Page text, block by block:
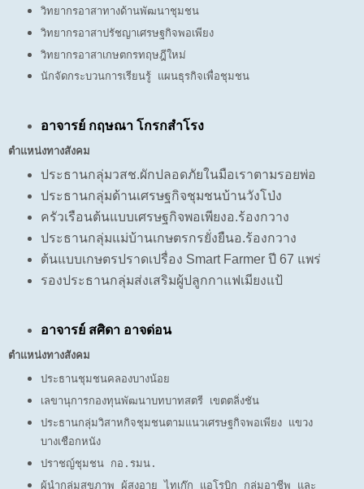
วิทยากรอาสาทางด้านพัฒนาชุมชน
วิทยากรอาสาปรัชญาเศรษฐกิจพอเพียง
วิทยากรอาสาเกษตกรทฤษฎีใหม่
นักจัดกระบวนการเรียนรู้ แผนธุรกิจเพื่อชุมชน
อาจารย์ กฤษณา โกรกสำโรง
ตำแหน่งทางสังคม
ประธานกลุ่มวสช.ผักปลอดภัยในมือเราตามรอยพ่อ
ประธานกลุ่มด้านเศรษฐกิจชุมชนบ้านวังโป่ง
ครัวเรือนต้นแบบเศรษฐกิจพอเพียงอ.ร้องกวาง
ประธานกลุ่มแม่บ้านเกษตรกรยั่งยืนอ.ร้องกวาง
ต้นแบบเกษตรปราดเปรื่อง Smart Farmer ปี 67 แพร่
รองประธานกลุ่มส่งเสริมผู้ปลูกกาแฟเมียงแป้
อาจารย์ สศิดา อาจด่อน
ตำแหน่งทางสังคม
ประธานชุมชนคลองบางน้อย
เลขานุการกองทุนพัฒนาบทบาทสตรี เขตตลิ่งชัน
ประธานกลุ่มวิสาหกิจชุมชนตามแนวเศรษฐกิจพอเพียง แขวง
บางเชือกหนัง
ปราชญ์ชุมชน กอ.รมน.
ผู้นำกลุ่มสุขภาพ ผู้สูงอายุ ไทเก๊ก แอโรบิก กลุ่มอาชีพ และ